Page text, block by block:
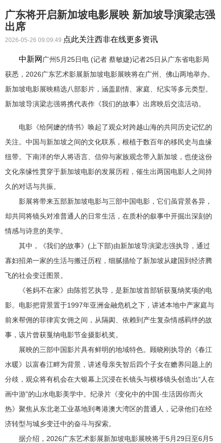
广东将开启新加坡电影展映 新加坡导演梁志强
出席
2026-05-26 09:09:49 点此关注西非在线更多资讯
中新网 广州5月25日电 (记者 蔡敏婕)记者25日从广东省电影局
获悉，2026广东艺术影展新加坡电影展映将在广州、佛山两地举办。
新加坡电影展映精选八部影片，涵盖剧情、家庭、纪实等多元类型。
新加坡导演梁志强将携代表作《我们的故事》出席映后交流活动。
电影《给阿嬷的情书》唤起了观众对跨越山海的共同历史记忆的
关注。中国与新加坡之间的文化联系，根植于数百年的移民史与血缘
纽带。下南洋的华人将语言、信仰与家族观念带入新加坡，也使这份
文化亲缘性贯穿于新加坡电影的发展历程，催生出两国电影人之间持
久的对话与共振。
影展将带来五部新加坡电影与三部中国电影，它们虽背景各异，
却共同将镜头对准普通人的日常生活，在质朴的叙事中开掘出深刻的
情感与诗意的美学。
其中，《我们的故事》(上下部)由新加坡导演梁志强执导，通过
寡妇招弟一家的生活与搬迁历程，细腻描绘了新加坡从建国到经济腾
飞的社会变迁图景。
《爸妈不在家》由陈哲艺执导，是新加坡首部斩获戛纳奖项的电
影。电影把背景置于1997年亚洲金融危机之下，讲述本地中产家庭与
前来帮佣的菲律宾女佣之间，从隔阂、依赖到产生复杂情感羁绊的故
事，该片曾获戛纳电影节金摄影机奖。
展映的三部中国影片具有鲜明的地域特色。顾晓刚执导的《春江
水暖》以富春江畔为背景，讲述母亲失智后四个子女在赡养问题上的
分歧，观众将有机会在大银幕上沉浸在长镜头与横移镜头创造出“人在
画中游”的山水电影美学中。纪录片《变化中的中国·生活因你而火
热》聚焦从东北老工业基地到粤港澳大湾区的普通人，记录他们在经
济转型与城乡变迁中的奋斗与探索。
据介绍，2026广东艺术影展新加坡电影展映将于5月29日至6月5